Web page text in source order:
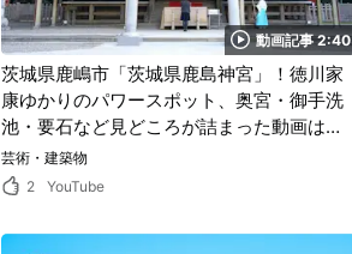
動画記事 2:40
茨城県鹿嶋市「茨城県鹿島神宮」！徳川家
康ゆかりのパワースポット、奥宮・御手洗
池・要石など見どころが詰まった動画は必
見
芸術・建築物
2
YouTube